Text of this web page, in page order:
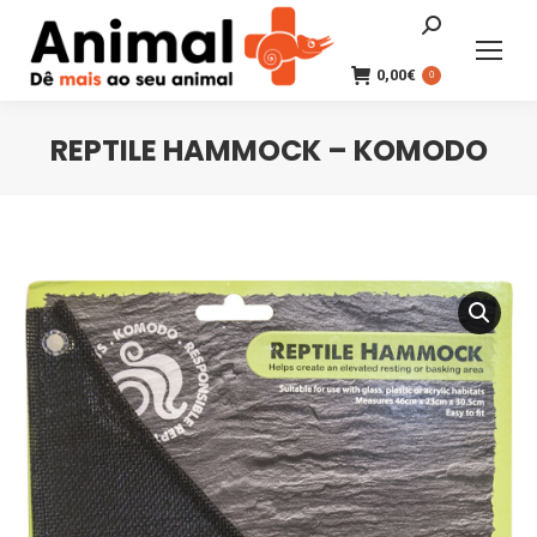
Search:
0,00€ 0
REPTILE HAMMOCK – KOMODO